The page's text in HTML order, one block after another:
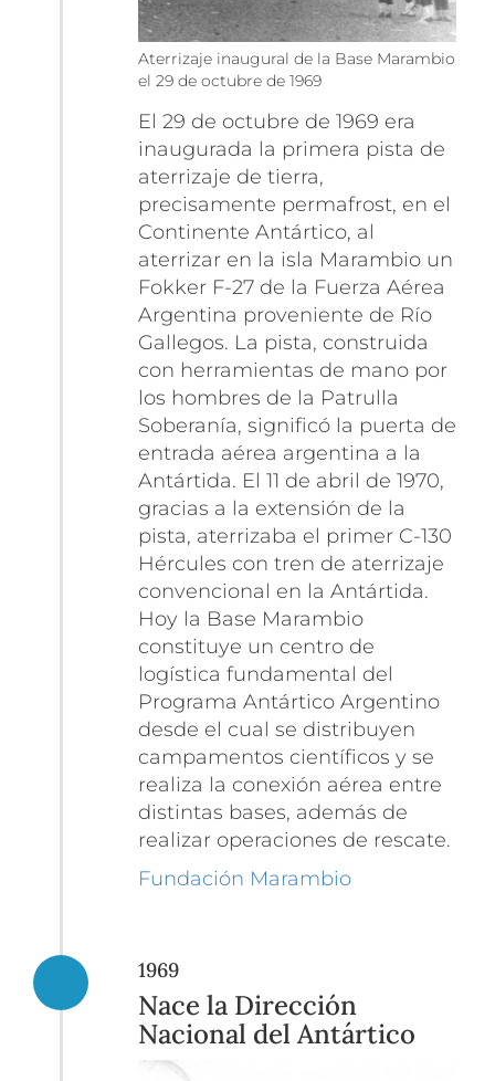
Aterrizaje inaugural de la Base Marambio
el 29 de octubre de 1969
El 29 de octubre de 1969 era
inaugurada la primera pista de
aterrizaje de tierra,
precisamente permafrost, en el
Continente Antártico, al
aterrizar en la isla Marambio un
Fokker F-27 de la Fuerza Aérea
Argentina proveniente de Río
Gallegos. La pista, construida
con herramientas de mano por
los hombres de la Patrulla
Soberanía, significó la puerta de
entrada aérea argentina a la
Antártida. El 11 de abril de 1970,
gracias a la extensión de la
pista, aterrizaba el primer C-130
Hércules con tren de aterrizaje
convencional en la Antártida.
Hoy la Base Marambio
constituye un centro de
logística fundamental del
Programa Antártico Argentino
desde el cual se distribuyen
campamentos científicos y se
realiza la conexión aérea entre
distintas bases, además de
realizar operaciones de rescate.
Fundación Marambio
1969
Nace la Dirección
Nacional del Antártico